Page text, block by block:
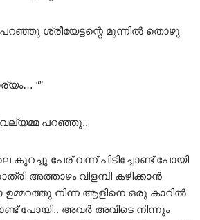
പറഞ്ഞു ശ്രീയേട്ടന്റെ മുന്നിൽ തൊഴു
“”
വല്യമ്മ പറഞ്ഞു..
കുറച്ചു പേര് വന്ന് പിടിച്ചോണ്ട് പോയി
അത്താഴം വിളമ്പി കഴിക്കാൻ
ഉമ്മറത്തു നിന്ന ആളിനെ ഒരു കാറിൽ
പോയി.. അവർ അവിടെ നിന്നും